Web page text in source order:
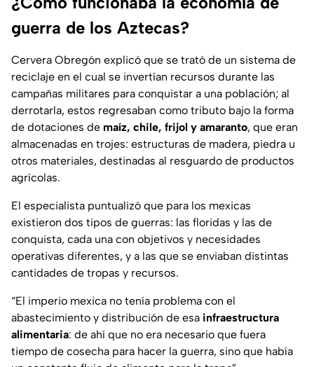
guerra de los Aztecas?
Cervera Obregón explicó que se trató de un sistema de
reciclaje en el cual se invertían recursos durante las
campañas militares para conquistar a una población; al
derrotarla, estos regresaban como tributo bajo la forma
de dotaciones de maíz, chile, frijol y amaranto, que eran
almacenadas en trojes: estructuras de madera, piedra u
otros materiales, destinadas al resguardo de productos
agrícolas.
El especialista puntualizó que para los mexicas
existieron dos tipos de guerras: las floridas y las de
conquista, cada una con objetivos y necesidades
operativas diferentes, y a las que se enviaban distintas
cantidades de tropas y recursos.
“El imperio mexica no tenía problema con el
abastecimiento y distribución de esa infraestructura
alimentaria: de ahí que no era necesario que fuera
tiempo de cosecha para hacer la guerra, sino que había